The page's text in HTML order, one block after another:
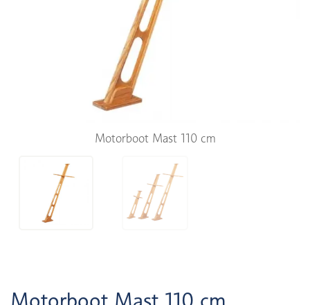
Motorboot Mast 110 cm
Motorboot Mast 110 cm